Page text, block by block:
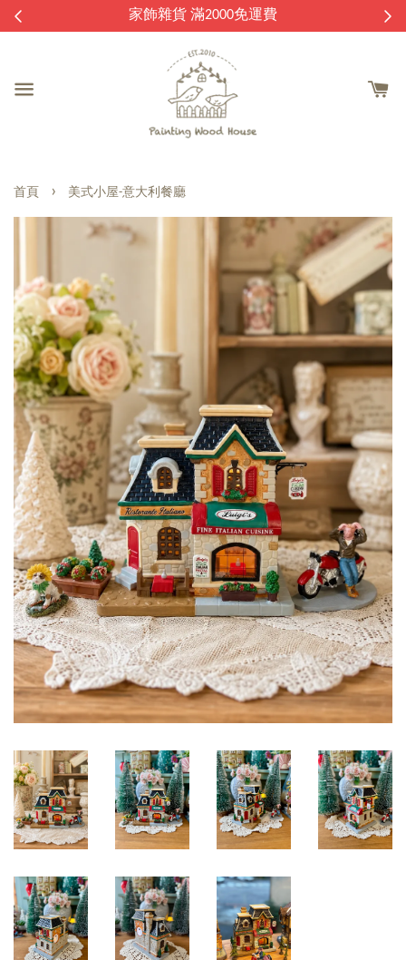
家飾雜貨 滿2000免運費
首頁 › 美式小屋-意大利餐廳